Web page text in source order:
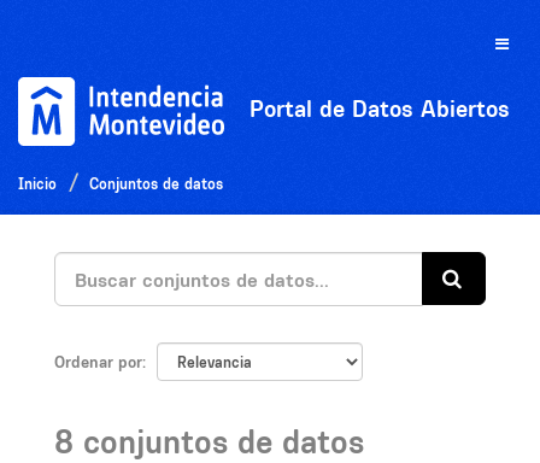
Toggle
Portal de Datos Abiertos
Inicio Conjuntos de datos
Ordenar por
8 conjuntos de datos